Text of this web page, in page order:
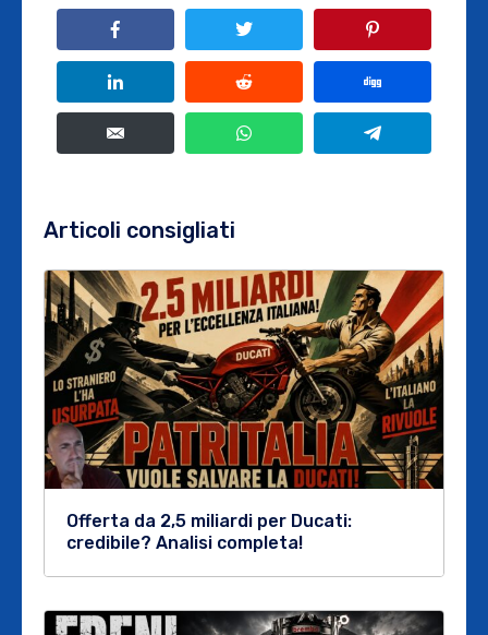
Articoli consigliati
Offerta da 2,5 miliardi per Ducati:
credibile? Analisi completa!